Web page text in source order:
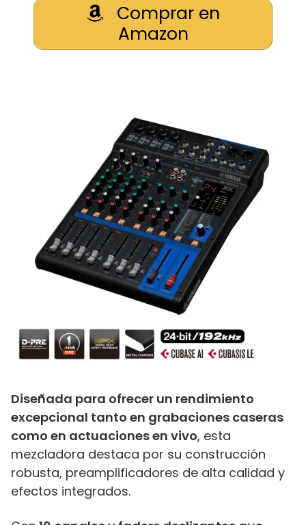
Comprar en
Amazon
Diseñada para ofrecer un rendimiento
excepcional tanto en grabaciones caseras
como en actuaciones en vivo, esta
mezcladora destaca por su construcción
robusta, preamplificadores de alta calidad y
efectos integrados.